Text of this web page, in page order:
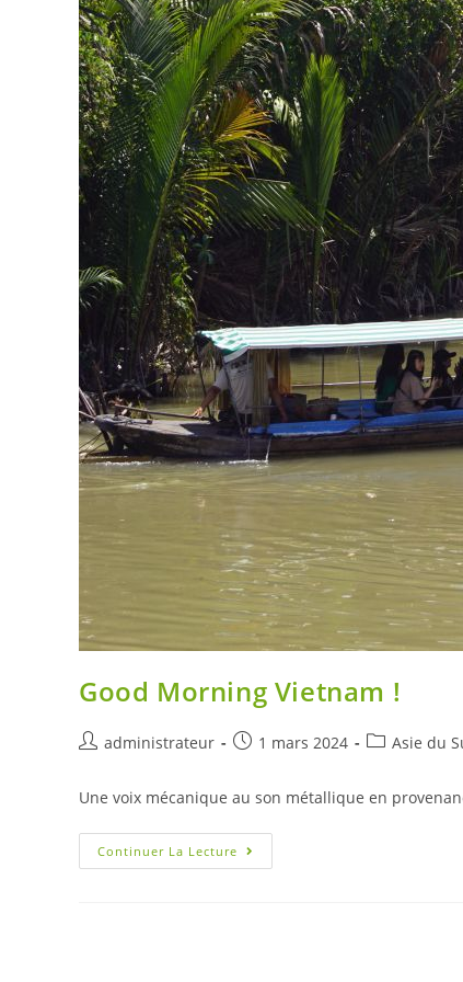
Good Morning Vietnam !
Auteur/autrice
la
publication :
administrateur
Post1 mars 2024
PostAsie du
Une voix mécanique au son métallique en
Continuer La Lecture Good
Morning